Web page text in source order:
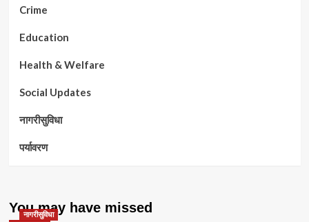
Crime
Education
Health & Welfare
Social Updates
नागरीसुविधा
पर्यावरण
You may have missed
नागरीसुविधा